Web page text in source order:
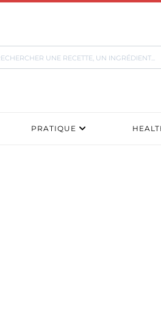
PRATIQUE